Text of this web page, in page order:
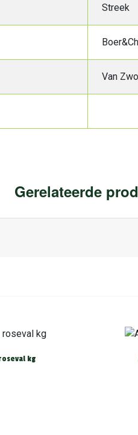
Streek
Van
Gerelateerde
kg